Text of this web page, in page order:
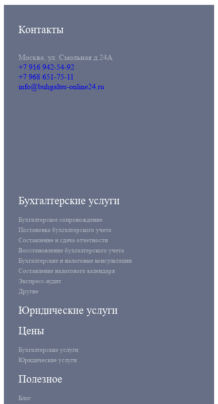
Контакты
Москва, ул. Смольная д.24А
+7 916 942-54-92
+7 968 651-75-11
info@buhgalter-online24.ru
Бухгалтерские услуги
Бухгалтерское сопровождение
Постановка бухгалтерского учета
Составление и сдача отчетности
Восстановление бухгалтерского учета
Бухгалтерские и налоговые консультации
Составление налогового календаря
Экспресс-аудит
Другие
Юридические услуги
Цены
Бухгалтерские услуги
Юридические услуги
Полезное
Блог